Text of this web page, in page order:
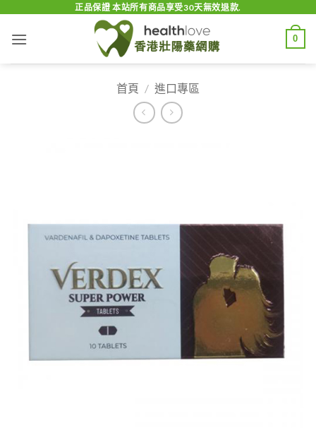
content
正品保證 本站所有商品享受30天無效退款.
0
首頁 / 進口專區